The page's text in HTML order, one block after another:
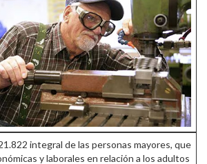
integral de las personas mayores, que
y laborales en relación a los adultos